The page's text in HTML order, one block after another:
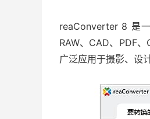
reaConverter 8 是
RAW、CAD、PDF
广泛应用于摄影、设